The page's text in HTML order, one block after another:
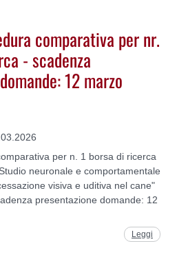
comparativa per nr.
- scadenza
12 marzo
per n. 1 borsa di ricerca
neuronale e comportamentale
visiva e uditiva nel cane"
presentazione domande: 12
Leggi